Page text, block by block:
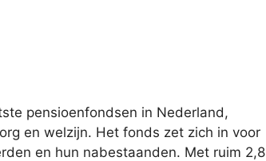
pensioenfondsen in Nederland,
en welzijn. Het fonds zet zich in voor
en hun nabestaanden. Met ruim 2,8